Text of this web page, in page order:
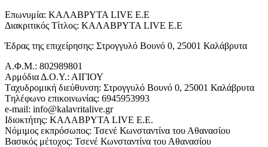
Επωνυμία: ΚΑΛΑΒΡΥΤΑ LIVE Ε.Ε
Διακριτικός Τίτλος: ΚΑΛΑΒΡΥΤΑ LIVE E.E
Έδρας της επιχείρησης: Στρογγυλό Βουνό 0, 25001 Καλάβρυτα
Α.Φ.Μ.: 802989801
Αρμόδια Δ.Ο.Υ.: ΑΙΓΙΟΥ
Tαχυδρομική διεύθυνση: Στρογγυλό Βουνό 0, 25001 Καλάβρυτα
Tηλέφωνο επικοινωνίας: 6945953993
e-mail: info@kalavritalive.gr
Iδιοκτήτης: ΚΑΛΑΒΡΥΤΑ LIVE E.E.
Νόμιμος εκπρόσωπος: Τσενέ Κωνσταντίνα του Αθανασίου
Βασικός μέτοχος: Τσενέ Κωνσταντίνα του Αθανασίου